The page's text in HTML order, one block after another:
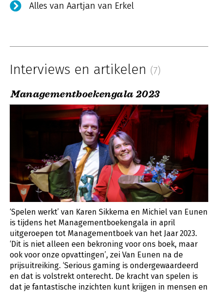
Alles van Aartjan van Erkel
Interviews en artikelen (7)
Managementboekengala 2023
‘Spelen werkt’ van Karen Sikkema en Michiel van Eunen
is tijdens het Managementboekengala in april
uitgeroepen tot Managementboek van het Jaar 2023.
‘Dit is niet alleen een bekroning voor ons boek, maar
ook voor onze opvattingen’, zei Van Eunen na de
prijsuitreiking. ‘Serious gaming is ondergewaardeerd
en dat is volstrekt onterecht. De kracht van spelen is
dat je fantastische inzichten kunt krijgen in mensen en